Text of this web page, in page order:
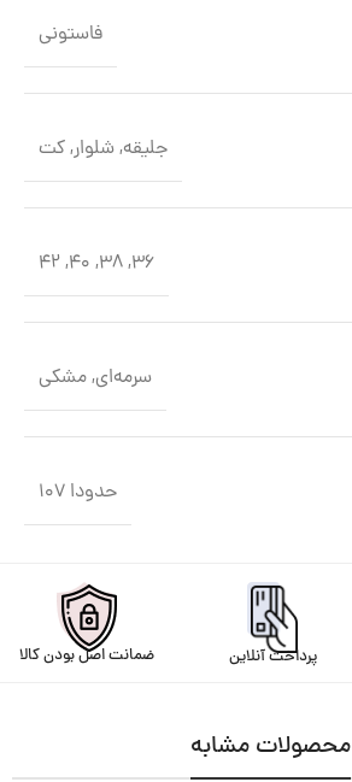
فاستونی
جلیقه,شلوار,کت
36
,
38
,
40
,
42
سرمه‌ای,مشکی
حدودا 107
پرداخت آنلاین ضمانت اصل بودن کالا
محصولات مشابه